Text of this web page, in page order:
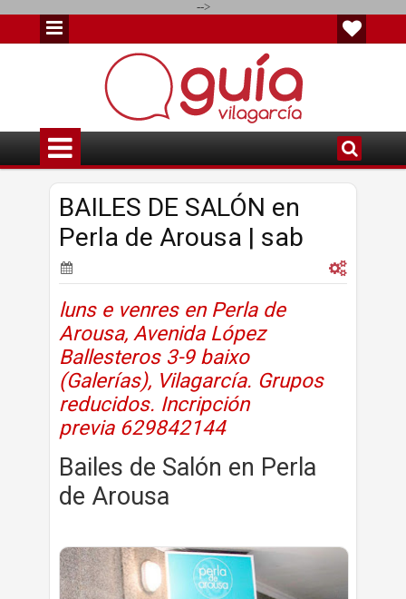
-->
BAILES DE SALÓN en
Perla de Arousa | sab
luns e venres en Perla de
Arousa, Avenida López
Ballesteros 3-9 baixo
(Galerías), Vilagarcía. Grupos
reducidos. Incripción
previa 629842144
Bailes de Salón en Perla
de Arousa